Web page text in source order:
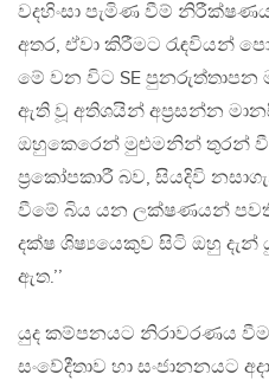
වදහිංසා පැමිණ වීම්
අතර, ඒවා කිරීමට රැඳවියන්
මේ වන විට SE පුනරුත්තාපන
ඇති වූ අතිශයින් අප්‍රසන්න
ඔහුකෙරෙන් මුළුමනින් තුරන් වී
ප්‍රකෝපකාරී බව, සියදිවි
වීමේ බිය යන ලක්ෂණයන්
දක්ෂ ශිෂ්‍යයෙකුව සිටි ඔහු
ඇත.’’
යුද කම්පනයට නිරාවරණය
සංවේදීතාව හා සංජානනයට